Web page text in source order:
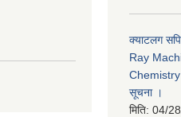
क्याटलग
Ray
Chemistry
सूचना ।
मिति: 04/